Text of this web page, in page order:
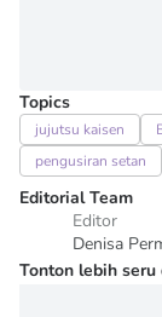
Topics
jujutsu kaisen
pengusiran setan
Editorial Team
Editor
Denisa
Tonton lebih seru